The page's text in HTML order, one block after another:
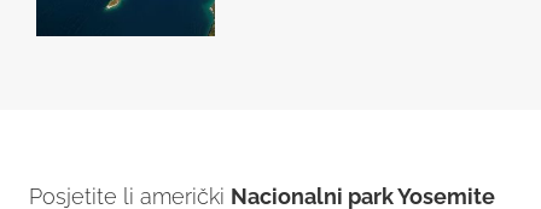
Posjetite li američki Nacionalni park Yosemite